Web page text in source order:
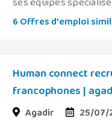
6 Offres d'emploi
Human connect
francophones |
Agadir 25/07/